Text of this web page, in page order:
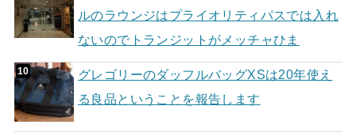
ルのラウンジはプライオリティパスでは入れ
ないのでトランジットがメッチャひま
グレゴリーのダッフルバッグXSは20年使え
る良品ということを報告します